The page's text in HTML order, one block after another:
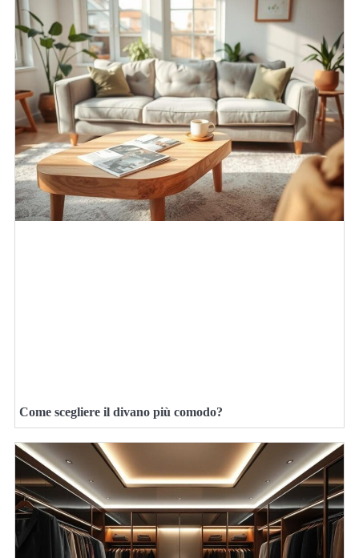
Come scegliere il divano più comodo?